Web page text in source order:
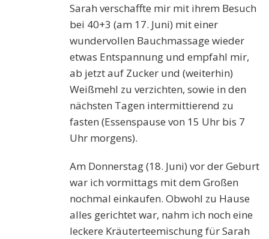
Sarah verschaffte mir mit ihrem Besuch
bei 40+3 (am 17. Juni) mit einer
wundervollen Bauchmassage wieder
etwas Entspannung und empfahl mir,
ab jetzt auf Zucker und (weiterhin)
Weißmehl zu verzichten, sowie in den
nächsten Tagen intermittierend zu
fasten (Essenspause von 15 Uhr bis 7
Uhr morgens).
Am Donnerstag (18. Juni) vor der Geburt
war ich vormittags mit dem Großen
nochmal einkaufen. Obwohl zu Hause
alles gerichtet war, nahm ich noch eine
leckere Kräuterteemischung für Sarah